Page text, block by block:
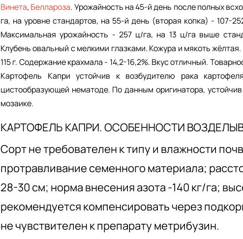
Винета, Беллароза. Урожайность на 45-й день после полных
га, на уровне стандартов, на 55-й день (вторая копка) - 107-
Максимальная урожайность - 257 ц/га, на 13 ц/га выше
Клубень овальный с мелкими глазками. Кожура и мякоть
115 г. Содержание крахмала - 14,2-16,2%. Вкус отличный.
Картофель Капри устойчив к возбудителю рака
цистообразующей нематоде. По данным оригинатора,
мозаике.
КАРТОФЕЛЬ КАПРИ. ОСОБЕННОСТИ
Сорт не требователен к типу и влажности
протравливание семенного материала;
28-30 см; норма внесения азота -140 кг/га;
рекомендуется компенсировать через
не чувствителен к препарату метрибузин.